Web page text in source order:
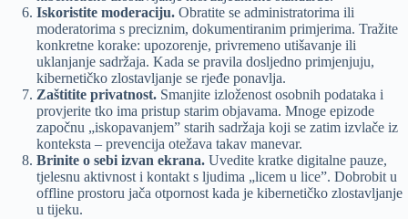
Iskoristite moderaciju. Obratite se administratorima ili
moderatorima s preciznim, dokumentiranim primjerima. Tražite
konkretne korake: upozorenje, privremeno utišavanje ili
uklanjanje sadržaja. Kada se pravila dosljedno primjenjuju,
kibernetičko zlostavljanje se rjeđe ponavlja.
Zaštitite privatnost. Smanjite izloženost osobnih podataka i
provjerite tko ima pristup starim objavama. Mnoge epizode
započnu „iskopavanjem” starih sadržaja koji se zatim izvlače iz
konteksta – prevencija otežava takav manevar.
Brinite o sebi izvan ekrana. Uvedite kratke digitalne pauze,
tjelesnu aktivnost i kontakt s ljudima „licem u lice”. Dobrobit u
offline prostoru jača otpornost kada je kibernetičko zlostavljanje
u tijeku.